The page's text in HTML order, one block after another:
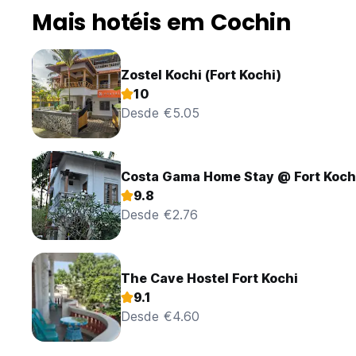
Mais hotéis em Cochin
Zostel Kochi (Fort Kochi)
10
Desde €5.05
Costa Gama Home Stay @ Fort
9.8
Desde €2.76
The Cave Hostel Fort Kochi
9.1
Desde €4.60